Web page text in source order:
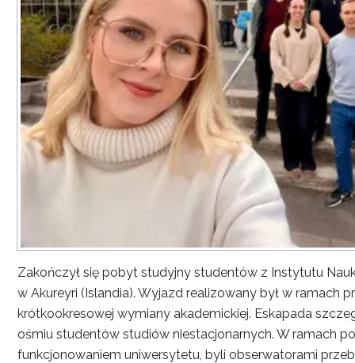
Zakończył się pobyt studyjny studentów z Instytutu
w Akureyri (Islandia). Wyjazd realizowany był w ramach
krótkookresowej wymiany akademickiej. Eskapada
ośmiu studentów studiów niestacjonarnych. W ramach
funkcjonowaniem uniwersytetu, byli obserwatorami